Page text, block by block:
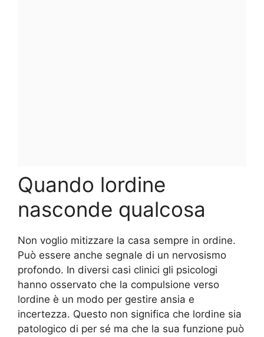
Quando lordine
nasconde qualcosa
Non voglio mitizzare la casa sempre in ordine.
Può essere anche segnale di un nervosismo
profondo. In diversi casi clinici gli psicologi
hanno osservato che la compulsione verso
lordine è un modo per gestire ansia e
incertezza. Questo non significa che lordine sia
patologico di per sé ma che la sua funzione può